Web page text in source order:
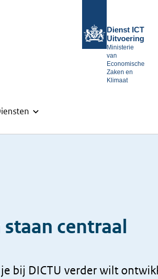
Dienst ICT
Uitvoering
Ministerie
van
Economische
Zaken en
Klimaat
centraal
bij DICTU verder wilt